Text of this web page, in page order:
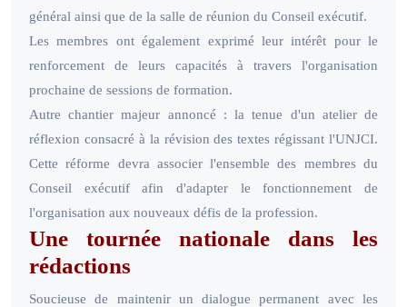
général ainsi que de la salle de réunion du Conseil exécutif.
Les membres ont également exprimé leur intérêt pour le
renforcement de leurs capacités à travers l'organisation
prochaine de sessions de formation.
Autre chantier majeur annoncé : la tenue d'un atelier de
réflexion consacré à la révision des textes régissant l'UNJCI.
Cette réforme devra associer l'ensemble des membres du
Conseil exécutif afin d'adapter le fonctionnement de
l'organisation aux nouveaux défis de la profession.
Une tournée nationale dans les
rédactions
Soucieuse de maintenir un dialogue permanent avec les